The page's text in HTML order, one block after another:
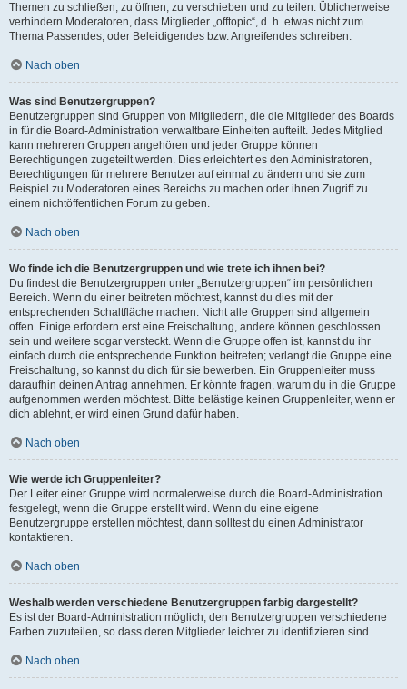
Themen zu schließen, zu öffnen, zu verschieben und zu teilen. Üblicherweise
verhindern Moderatoren, dass Mitglieder „offtopic“, d. h. etwas nicht zum
Thema Passendes, oder Beleidigendes bzw. Angreifendes schreiben.
Nach oben
Was sind Benutzergruppen?
Benutzergruppen sind Gruppen von Mitgliedern, die die Mitglieder des Boards
in für die Board-Administration verwaltbare Einheiten aufteilt. Jedes Mitglied
kann mehreren Gruppen angehören und jeder Gruppe können
Berechtigungen zugeteilt werden. Dies erleichtert es den Administratoren,
Berechtigungen für mehrere Benutzer auf einmal zu ändern und sie zum
Beispiel zu Moderatoren eines Bereichs zu machen oder ihnen Zugriff zu
einem nichtöffentlichen Forum zu geben.
Nach oben
Wo finde ich die Benutzergruppen und wie trete ich ihnen bei?
Du findest die Benutzergruppen unter „Benutzergruppen“ im persönlichen
Bereich. Wenn du einer beitreten möchtest, kannst du dies mit der
entsprechenden Schaltfläche machen. Nicht alle Gruppen sind allgemein
offen. Einige erfordern erst eine Freischaltung, andere können geschlossen
sein und weitere sogar versteckt. Wenn die Gruppe offen ist, kannst du ihr
einfach durch die entsprechende Funktion beitreten; verlangt die Gruppe eine
Freischaltung, so kannst du dich für sie bewerben. Ein Gruppenleiter muss
daraufhin deinen Antrag annehmen. Er könnte fragen, warum du in die Gruppe
aufgenommen werden möchtest. Bitte belästige keinen Gruppenleiter, wenn er
dich ablehnt, er wird einen Grund dafür haben.
Nach oben
Wie werde ich Gruppenleiter?
Der Leiter einer Gruppe wird normalerweise durch die Board-Administration
festgelegt, wenn die Gruppe erstellt wird. Wenn du eine eigene
Benutzergruppe erstellen möchtest, dann solltest du einen Administrator
kontaktieren.
Nach oben
Weshalb werden verschiedene Benutzergruppen farbig dargestellt?
Es ist der Board-Administration möglich, den Benutzergruppen verschiedene
Farben zuzuteilen, so dass deren Mitglieder leichter zu identifizieren sind.
Nach oben